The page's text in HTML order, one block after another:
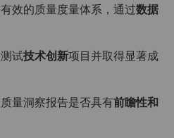
效的质量度量体系，通过数据
试技术创新项目并取得显著成
量洞察报告是否具有前瞻性和